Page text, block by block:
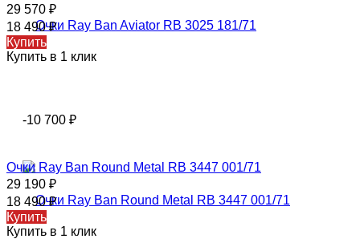
29 570 ₽
18 490₽
Купить
Купить в 1 клик
-10 700 ₽
Очки Ray Ban Round Metal RB 3447 001/71
29 190 ₽
18 490₽
Купить
Купить в 1 клик